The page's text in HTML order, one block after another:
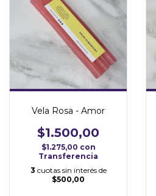
Vela Rosa - Amor
$1.500,00
$1.275,00 con
Transferencia
3 cuotas sin interés de
$500,00